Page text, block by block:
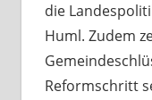
die
Huml. Zudem
Reformschritt